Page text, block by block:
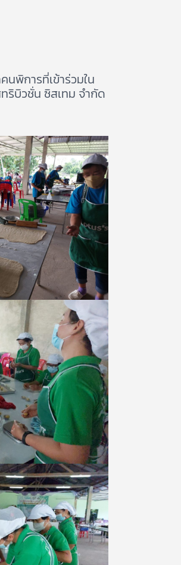
นพิการที่เข้าร่วมใน
ริบิวชั่น ซิสเทม จำกัด